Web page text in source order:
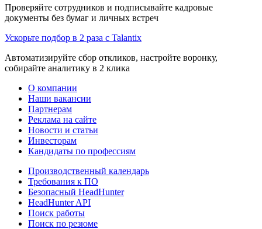
Проверяйте сотрудников и подписывайте кадровые
документы без бумаг и личных встреч
Ускорьте подбор в 2 раза с Talantix
Автоматизируйте сбор откликов, настройте воронку,
собирайте аналитику в 2 клика
О компании
Наши вакансии
Партнерам
Реклама на сайте
Новости и статьи
Инвесторам
Кандидаты по профессиям
Производственный календарь
Требования к ПО
Безопасный HeadHunter
HeadHunter API
Поиск работы
Поиск по резюме